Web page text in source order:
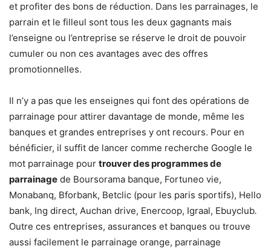
et profiter des bons de réduction. Dans les parrainages, le
parrain et le filleul sont tous les deux gagnants mais
l’enseigne ou l’entreprise se réserve le droit de pouvoir
cumuler ou non ces avantages avec des offres
promotionnelles.
Il n’y a pas que les enseignes qui font des opérations de
parrainage pour attirer davantage de monde, même les
banques et grandes entreprises y ont recours. Pour en
bénéficier, il suffit de lancer comme recherche Google le
mot parrainage pour trouver des programmes de
parrainage de Boursorama banque, Fortuneo vie,
Monabanq, Bforbank, Betclic (pour les paris sportifs), Hello
bank, Ing direct, Auchan drive, Enercoop, Igraal, Ebuyclub.
Outre ces entreprises, assurances et banques ou trouve
aussi facilement le parrainage orange, parrainage